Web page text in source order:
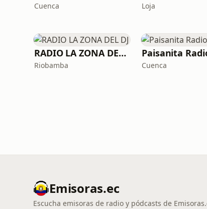
Cuenca Loja
RADIO LA ZONA DEL DJ
Riobamba
Paisanita
Cuenca
Emisoras.ec
Escucha emisoras de radio y pódcasts de